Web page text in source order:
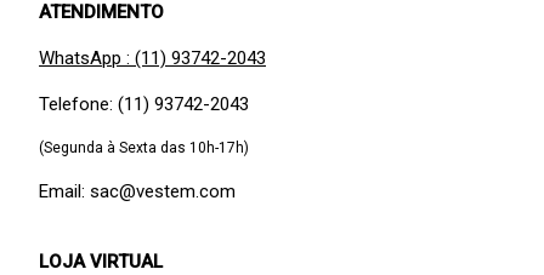
ATENDIMENTO
WhatsApp : (11) 93742-2043
Telefone: (11) 93742-2043
(Segunda à Sexta das 10h-17h)
Email: sac@vestem.com
LOJA VIRTUAL